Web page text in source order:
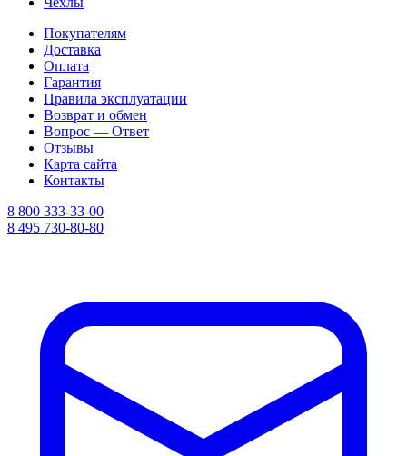
Покупателям
Доставка
Оплата
Гарантия
Правила эксплуатации
Возврат и обмен
Вопрос — Ответ
Отзывы
Карта сайта
Контакты
8 800 333-33-00
8 495 730-80-80